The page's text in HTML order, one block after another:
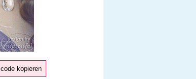
code kopieren